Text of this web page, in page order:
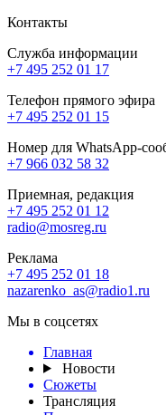
Контакты
Служба информации
+7 495 252 01 17
Телефон прямого эфира
+7 495 252 01 15
Номер для WhatsApp-
+7 966 032 58 32
Приемная, редакция
+7 495 252 01 12
radio@mosreg.ru
Реклама
+7 495 252 01 18
nazarenko_as@radio1.ru
Мы в соцсетях
Главная
Новости
Сюжеты
Трансляция